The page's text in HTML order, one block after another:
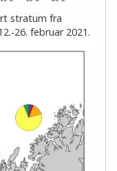
stratum fra
26. februar 2021.